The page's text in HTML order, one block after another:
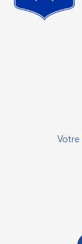
Votre